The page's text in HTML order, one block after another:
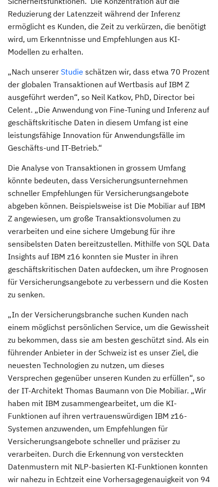
Reduzierung der Latenzzeit während der Inferenz
ermöglicht es Kunden, die Zeit zu verkürzen, die benötigt
wird, um Erkenntnisse und Empfehlungen aus KI-
Modellen zu erhalten.
„Nach unserer Studie schätzen wir, dass etwa 70 Prozent
der globalen Transaktionen auf Wertbasis auf IBM Z
ausgeführt werden“, so Neil Katkov, PhD, Director bei
Celent. „Die Anwendung von Fine-Tuning und Inferenz auf
geschäftskritische Daten in diesem Umfang ist eine
leistungsfähige Innovation für Anwendungsfälle im
Geschäfts-und IT-Betrieb.“
Die Analyse von Transaktionen in grossem Umfang
könnte bedeuten, dass Versicherungsunternehmen
schneller Empfehlungen für Versicherungsangebote
abgeben können. Beispielsweise ist Die Mobiliar auf IBM
Z angewiesen, um große Transaktionsvolumen zu
verarbeiten und eine sichere Umgebung für ihre
sensibelsten Daten bereitzustellen. Mithilfe von SQL Data
Insights auf IBM z16 konnten sie Muster in ihren
geschäftskritischen Daten aufdecken, um ihre Prognosen
für Versicherungsangebote zu verbessern und die Kosten
zu senken.
„In der Versicherungsbranche suchen Kunden nach
einem möglichst persönlichen Service, um die Gewissheit
zu bekommen, dass sie am besten geschützt sind. Als ein
führender Anbieter in der Schweiz ist es unser Ziel, die
neuesten Technologien zu nutzen, um dieses
Versprechen gegenüber unseren Kunden zu erfüllen“, so
der IT-Architekt Thomas Baumann von Die Mobiliar. „Wir
haben mit IBM zusammengearbeitet, um die KI-
Funktionen auf ihren vertrauenswürdigen IBM z16-
Systemen anzuwenden, um Empfehlungen für
Versicherungsangebote schneller und präziser zu
verarbeiten. Durch die Erkennung von versteckten
Datenmustern mit NLP-basierten KI-Funktionen konnten
wir nahezu in Echtzeit eine Vorhersagegenauigkeit von 94